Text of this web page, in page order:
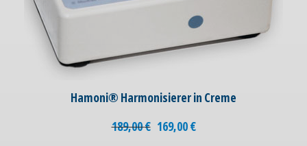
Hamoni® Harmonisierer in Creme
189,00€ 169,00€